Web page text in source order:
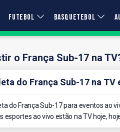
FUTEBOL BASQUETEBOL
o França Sub-17 na
do França Sub-17 na TV
do França Sub-17 para eventos ao
esportes ao vivo estão na TV hoje,